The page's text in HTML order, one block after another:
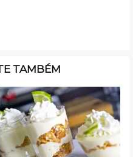
TAMBÉM